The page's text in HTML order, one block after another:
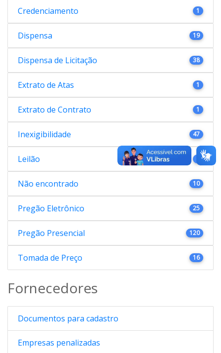
Credenciamento 1
Dispensa 19
Dispensa de Licitação 38
Extrato de Atas 1
Extrato de Contrato 1
Inexigibilidade 47
Leilão
Não encontrado 10
Pregão Eletrônico 25
Pregão Presencial 120
Tomada de Preço 16
Fornecedores
Documentos para cadastro
Empresas penalizadas